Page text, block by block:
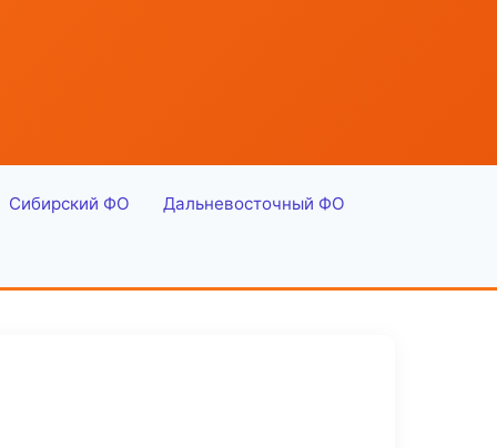
Сибирский ФО Дальневосточный ФО